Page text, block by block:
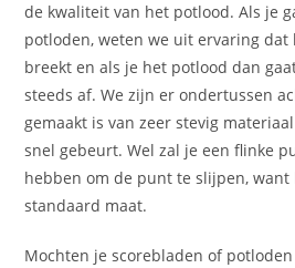
de kwaliteit van het potlood. Als je
potloden, weten we uit ervaring
breekt en als je het potlood dan
steeds af. We zijn er ondertussen
gemaakt is van zeer stevig
snel gebeurt. Wel zal je een flinke
hebben om de punt te slijpen,
standaard maat.
Mochten je scorebladen of